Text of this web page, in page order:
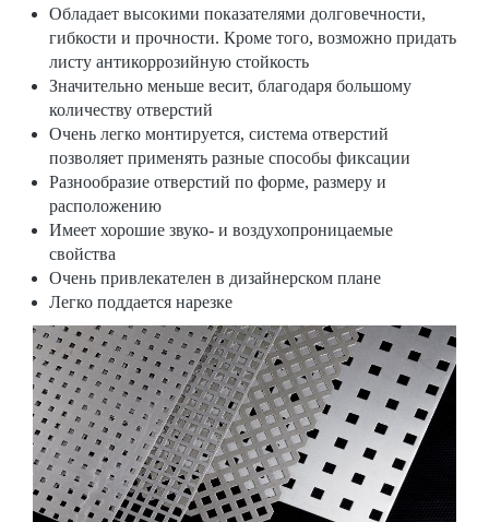
Обладает высокими показателями долговечности,
гибкости и прочности. Кроме того, возможно придать
листу антикоррозийную стойкость
Значительно меньше весит, благодаря большому
количеству отверстий
Очень легко монтируется, система отверстий
позволяет применять разные способы фиксации
Разнообразие отверстий по форме, размеру и
расположению
Имеет хорошие звуко- и воздухопроницаемые
свойства
Очень привлекателен в дизайнерском плане
Легко поддается нарезке